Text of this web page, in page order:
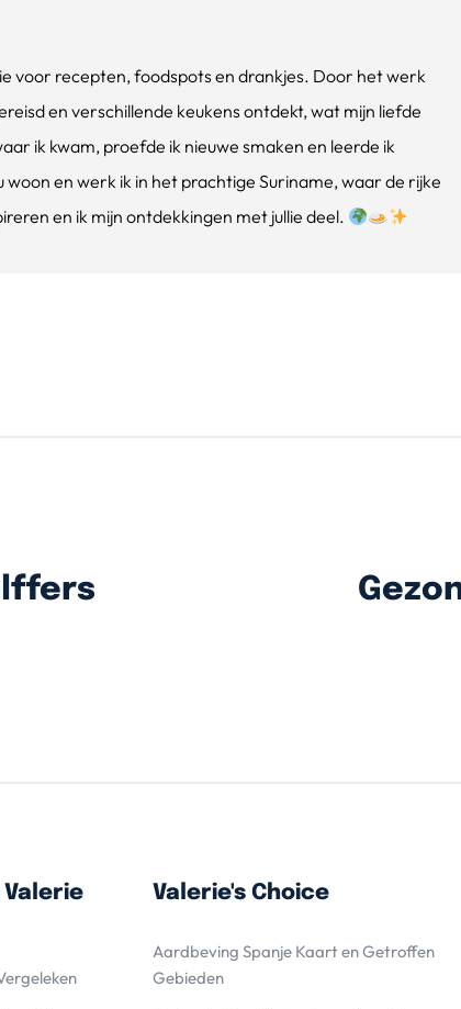
voor recepten, foodspots en drankjes. Door het werk
en verschillende keukens ontdekt, wat mijn liefde
ik kwam, proefde ik nieuwe smaken en leerde ik
woon en werk ik in het prachtige Suriname, waar de rijke
en ik mijn ontdekkingen met jullie deel.
Valerie Valerie's Choice
Aardbeving Spanje Kaart en Getroffen
Gebieden